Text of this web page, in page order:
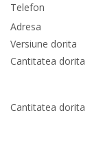
Telefon
Adresa
Versiune dorita
Cantitatea dorita
Cantitatea dorita